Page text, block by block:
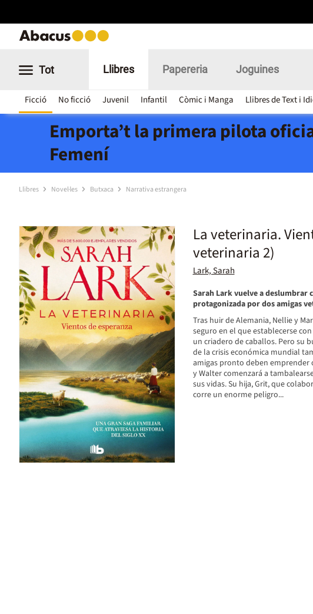
Tot Llibres
Ficció No ficció Juvenil Infantil Còmic i Manga Llibres de Text i
Papereria Joguines
Emporta’t la primera pilota
Femení
Llibres Novel·les Butxaca Narrativa estrangera
La veterinaria.
veterinaria 2)
Lark, Sarah
Sarah Lark vuelve a deslumbrar
protagonizada por dos amigas
Tras huir de Alemania, Nellie y
seguro en el que establecerse
un criadero de caballos. Pero su
de la crisis económica mundial
amigas pronto deben emprender
y Walter comenzará a
sus vidas. Su hija, Grit, que
corre un enorme peligro...